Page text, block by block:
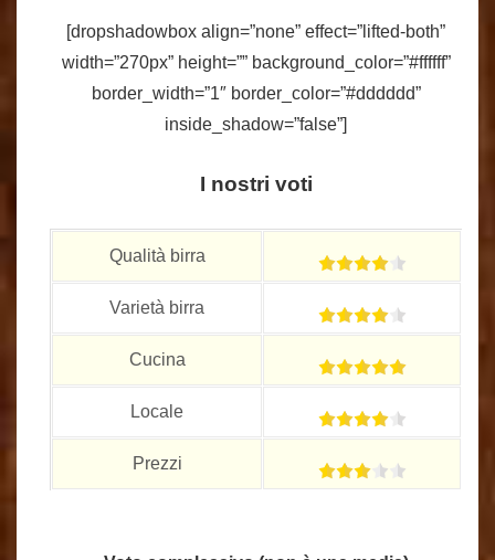
[dropshadowbox align=”none” effect=”lifted-both”
width=”270px” height=”” background_color=”#ffffff”
border_width=”1″ border_color=”#dddddd”
inside_shadow=”false”]
I nostri voti
Qualità birra
Varietà birra
Cucina
Locale
Prezzi